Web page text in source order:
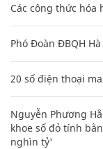
Các công thức hóa
Phó Đoàn ĐBQH
20 số điện thoại
Nguyễn Phương
khoe sổ đỏ tính
nghìn tỷ'